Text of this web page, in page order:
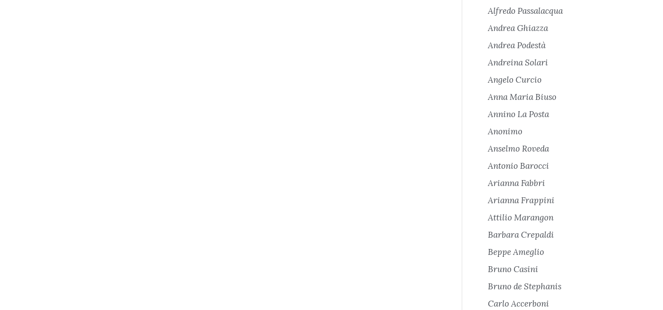
Alfredo Passalacqua
Andrea Ghiazza
Andrea Podestà
Andreina Solari
Angelo Curcio
Anna Maria Biuso
Annino La Posta
Anonimo
Anselmo Roveda
Antonio Barocci
Arianna Fabbri
Arianna Frappini
Attilio Marangon
Barbara Crepaldi
Beppe Ameglio
Bruno Casini
Bruno de Stephanis
Carlo Accerboni